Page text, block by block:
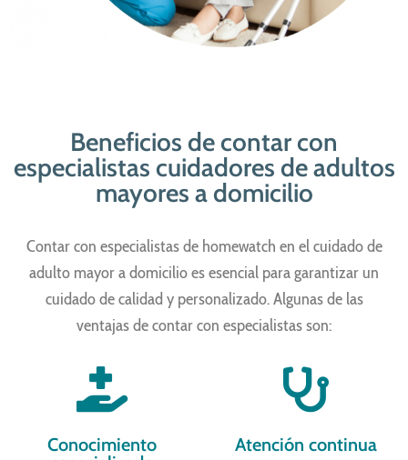
Beneficios de contar con
especialistas cuidadores de adultos
mayores a domicilio
Contar con especialistas de homewatch en el cuidado de
adulto mayor a domicilio es esencial para garantizar un
cuidado de calidad y personalizado. Algunas de las
ventajas de contar con especialistas son:
Conocimiento
Atención continua